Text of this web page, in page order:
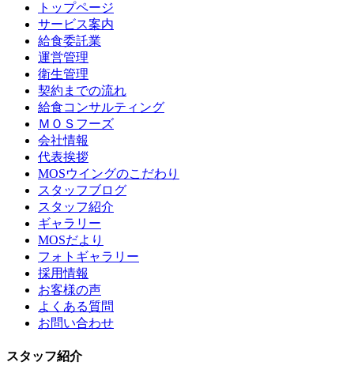
トップページ
サービス案内
給食委託業
運営管理
衛生管理
契約までの流れ
給食コンサルティング
ＭＯＳフーズ
会社情報
代表挨拶
MOSウイングのこだわり
スタッフブログ
スタッフ紹介
ギャラリー
MOSだより
フォトギャラリー
採用情報
お客様の声
よくある質問
お問い合わせ
スタッフ紹介